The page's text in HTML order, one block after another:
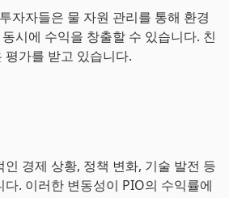
자자들은 물 자원 관리를 통해 환경
시에 수익을 창출할 수 있습니다. 친
가를 받고 있습니다.
경제 상황, 정책 변화, 기술 발전 등
. 이러한 변동성이 PIO의 수익률에